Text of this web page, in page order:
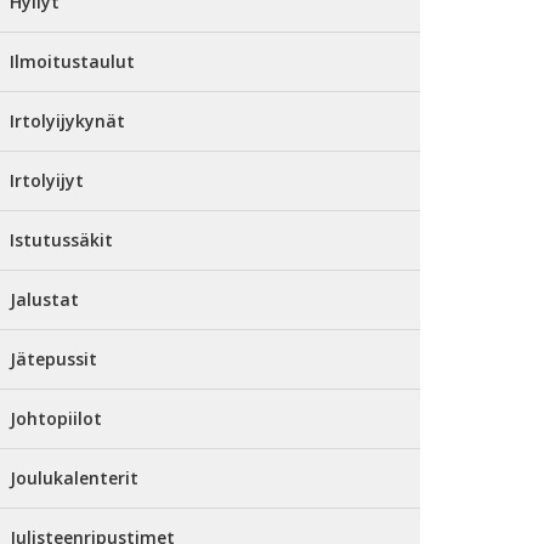
Ilmoitustaulut
Irtolyijykynät
Irtolyijyt
Istutussäkit
Jalustat
Jätepussit
Johtopiilot
Joulukalenterit
Julisteenripustimet